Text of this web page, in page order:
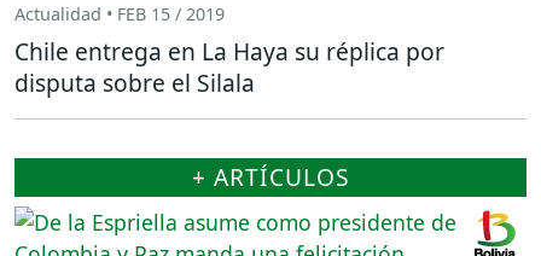
Actualidad • FEB 15 / 2019
Chile entrega en La Haya su réplica por
disputa sobre el Silala
+ ARTÍCULOS